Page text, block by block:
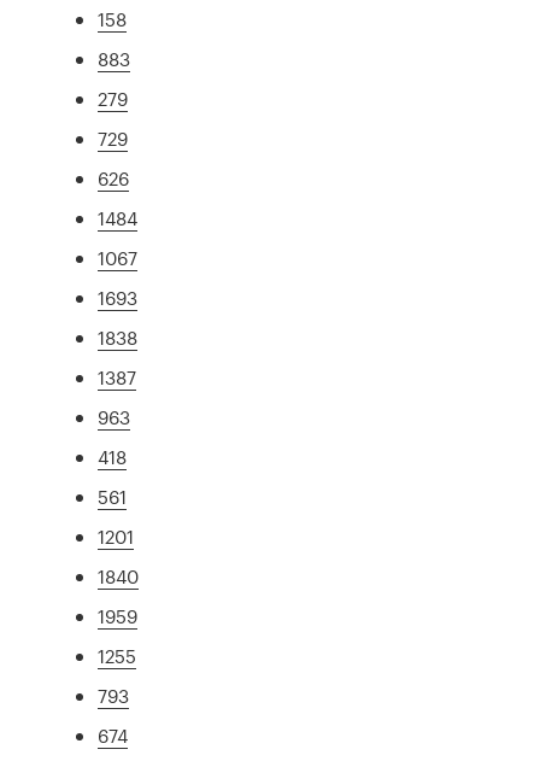
158
883
279
729
626
1484
1067
1693
1838
1387
963
418
561
1201
1840
1959
1255
793
674